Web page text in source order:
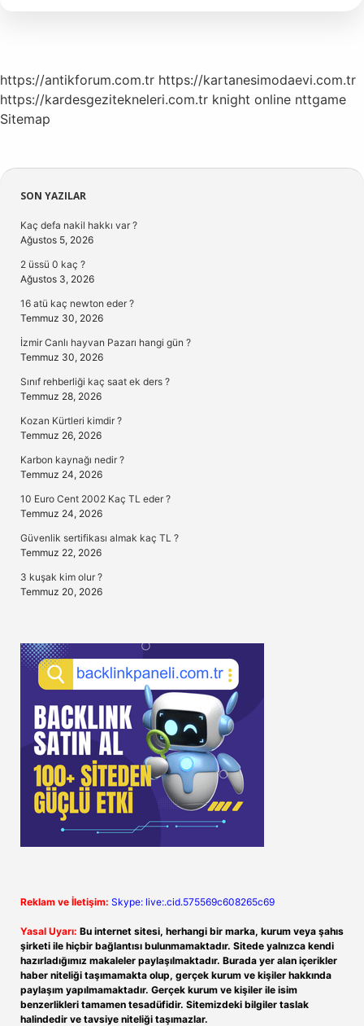
https://antikforum.com.tr https://kartanesimodaevi.com.tr
https://kardesgezitekneleri.com.tr knight online nttgame
Sitemap
Sidebar
SON YAZILAR
Kaç defa nakil hakkı var ?
Ağustos 5, 2026
2 üssü 0 kaç ?
Ağustos 3, 2026
16 atü kaç newton eder ?
Temmuz 30, 2026
İzmir Canlı hayvan Pazarı hangi gün ?
Temmuz 30, 2026
Sınıf rehberliği kaç saat ek ders ?
Temmuz 28, 2026
Kozan Kürtleri kimdir ?
Temmuz 26, 2026
Karbon kaynağı nedir ?
Temmuz 24, 2026
10 Euro Cent 2002 Kaç TL eder ?
Temmuz 24, 2026
Güvenlik sertifikası almak kaç TL ?
Temmuz 22, 2026
3 kuşak kim olur ?
Temmuz 20, 2026
Reklam ve İletişim: Skype: live:.cid.575569c608265c69
Yasal Uyarı: Bu internet sitesi, herhangi bir marka, kurum veya şahıs
şirketi ile hiçbir bağlantısı bulunmamaktadır. Sitede yalnızca kendi
hazırladığımız makaleler paylaşılmaktadır. Burada yer alan içerikler
haber niteliği taşımamakta olup, gerçek kurum ve kişiler hakkında
paylaşım yapılmamaktadır. Gerçek kurum ve kişiler ile isim
benzerlikleri tamamen tesadüfidir. Sitemizdeki bilgiler taslak
halindedir ve tavsiye niteliği taşımazlar.